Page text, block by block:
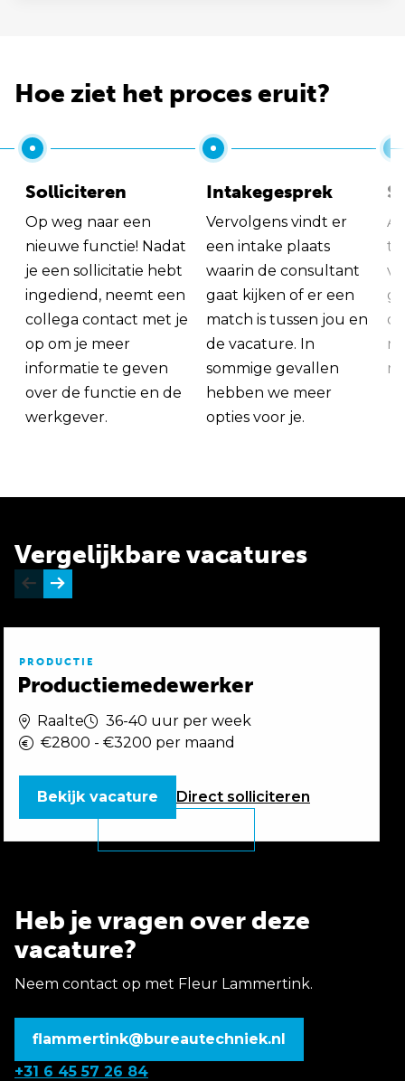
Hoe ziet het proces eruit?
Solliciteren
Op weg naar een
nieuwe functie! Nadat
je een sollicitatie hebt
ingediend, neemt een
collega contact met je
op om je meer
informatie te geven
over de functie en de
werkgever.
Intakegesprek
Vervolgens vindt er
een intake plaats
waarin de consultant
gaat kijken of er een
match is tussen jou en
de vacature. In
sommige gevallen
hebben we meer
opties voor je.
Vergelijkbare vacatures
PRODUCTIE
Productiemedewerker
Raalte
36-40 uur per week
€2800 - €3200 per maand
Direct solliciteren
Bekijk vacature
Heb je vragen over deze
vacature?
Neem contact op met Fleur Lammertink.
flammertink@bureautechniek.nl
+31 6 45 57 26 84